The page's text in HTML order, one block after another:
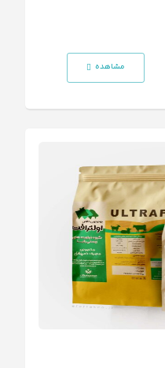
اختصاصی
مشاهده